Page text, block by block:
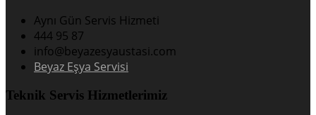
Aynı Gün Servis Hizmeti
444 95 87
info@beyazesyaustasi.com
Beyaz Eşya Servisi
Teknik Servis Hizmetlerimiz